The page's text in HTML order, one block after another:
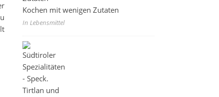
Kochen mit wenigen Zutaten
In Lebensmittel